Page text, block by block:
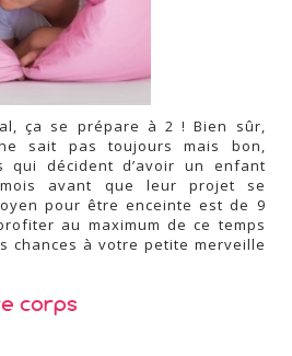
ça se prépare à 2 ! Bien sûr,
sait pas toujours mais bon,
qui décident d’avoir un enfant
avant que leur projet se
pour être enceinte est de 9
au maximum de ce temps
chances à votre petite merveille
corps